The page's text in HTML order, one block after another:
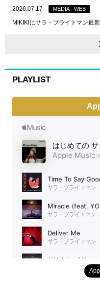
2026.07.17 MEDIA - WEB
MIKIKIにサラ・ブライトマン最
PLAYLIST